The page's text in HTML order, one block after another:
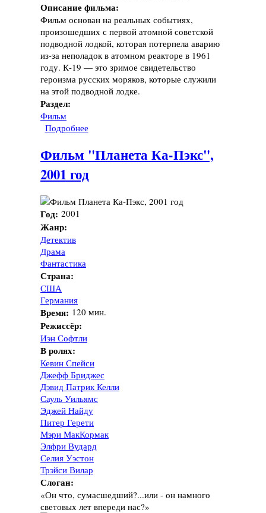
Описание фильма:
Фильм основан на реальных событиях,
произошедших с первой атомной советской
подводной лодкой, которая потерпела аварию
из-за неполадок в атомном реакторе в 1961
году. К-19 — это зримое свидетельство
героизма русских моряков, которые служили
на этой подводной лодке.
Раздел:
Фильм
Подробнее
Фильм "Планета Ка-Пэкс",
2001 год
Год: 2001
Жанр:
Детектив
Драма
Фантастика
Страна:
США
Германия
Время: 120 мин.
Режиссёр:
Иэн Софтли
В ролях:
Кевин Спейси
Джефф Бриджес
Дэвид Патрик Келли
Сауль Уильямс
Эджей Найду
Питер Герети
Мэри МакКормак
Элфри Вудард
Селия Уэстон
Трэйси Вилар
Слоган:
«Он что, сумасшедший?...или - он намного
световых лет впереди нас?»